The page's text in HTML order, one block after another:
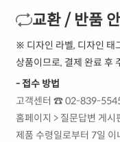
교환 / 반품
※ 디자인 라벨, 디자인 태
상품이므로, 결제 완료 후
- 접수 방법
고객센터 ☎ 02-839-
홈페이지 > 질문답변 게시
제품 수령일로부터 7일 이